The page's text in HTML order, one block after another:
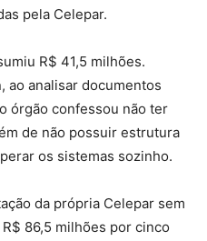
pela Celepar.
R$ 41,5 milhões.
ao analisar documentos
órgão confessou não ter
de não possuir estrutura
os sistemas sozinho.
da própria Celepar sem
86,5 milhões por cinco